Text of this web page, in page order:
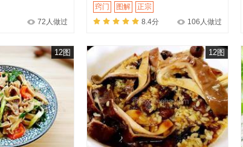
72人做过
窍门
图解
正宗
8.4分
106人做过
12图 12图